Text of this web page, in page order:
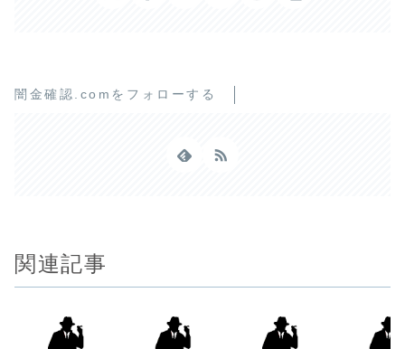
闇金確認.comをフォローする
関連記事